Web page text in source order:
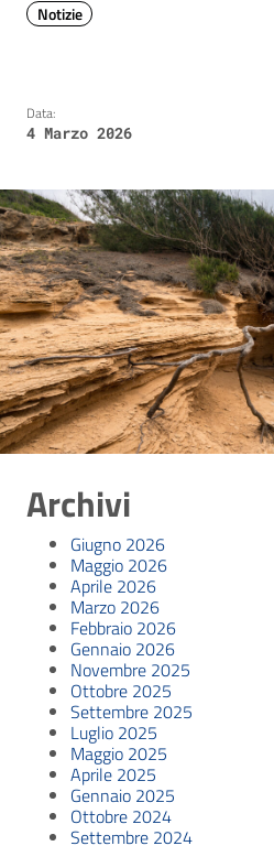
Notizie
Data:
4 Marzo 2026
Archivi
Giugno 2026
Maggio 2026
Aprile 2026
Marzo 2026
Febbraio 2026
Gennaio 2026
Novembre 2025
Ottobre 2025
Settembre 2025
Luglio 2025
Maggio 2025
Aprile 2025
Gennaio 2025
Ottobre 2024
Settembre 2024